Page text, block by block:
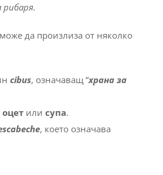
да произлиза от няколко
cibus, означаващ “храна за
оцетили супа.
, което означава